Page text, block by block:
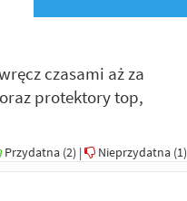
czasami aż za
protektory top,
Przydatna (2) | Nieprzydatna (1)